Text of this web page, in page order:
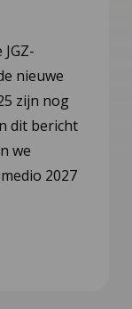
nieuwe
zijn nog
dit bericht
we
2027